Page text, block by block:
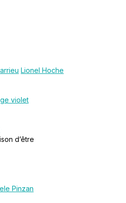
Lionel Hoche
violet
d’être
Pinzan